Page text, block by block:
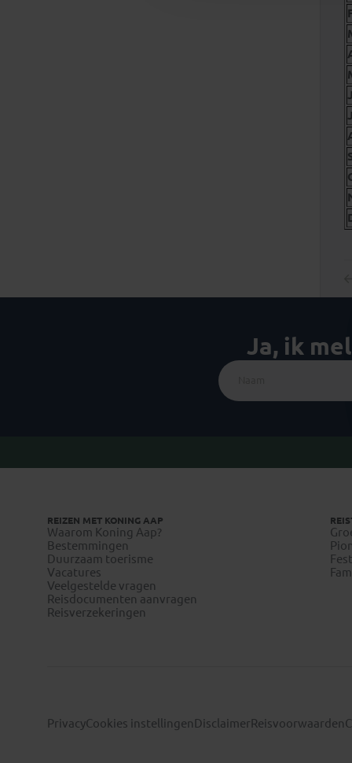
Ja, ik
REIZEN MET KONING AAP
Waarom Koning Aap?
Bestemmingen
Duurzaam toerisme
Vacatures
Veelgestelde vragen
Reisdocumenten aanvragen
Reisverzekeringen
PrivacyCookies instellingen DisclaimerReisvoorwaarden